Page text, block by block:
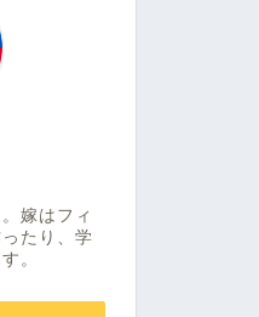
嫁はフィ
たり、学
。